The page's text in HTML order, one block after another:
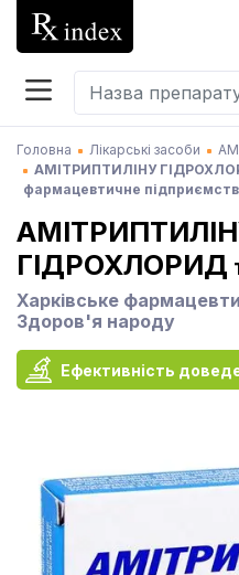
Головна Лікарські засоби
АМІТРИПТИЛІНУ
фармацевтичне
ГІДРОХЛОРИД
Харківське
Здоров'я народу
Ефективність